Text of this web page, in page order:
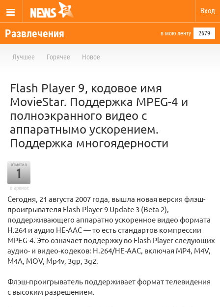
Вход
Развлечения в мою ленту 2679
Лучшее Горячее Новое
Flash Player 9, кодовое имя
MovieStar. Поддержка MPEG-4 и
полноэкранного видео с
аппаратнымо ускорением.
Поддержка многоядерности
отметил
1
в архиве
Сегодня, 21 августа 2007 года, вышла новая версия флэш-
проигрывателя Flash Player 9 Update 3 (Beta 2),
поддерживающего аппаратно ускоренное видео формата
H.264 и аудио HE-AAC — то есть стандартов компрессии
MPEG-4. Это означает поддержку во Flash Player следующих
аудио- и видео-кодеков: H.264/HE-AAC, включая MP4, M4V,
M4A, MOV, Mp4v, 3gp, 3g2.
Флэш-проигрыватель поддерживает формат телевидения
с высоким разрешением.